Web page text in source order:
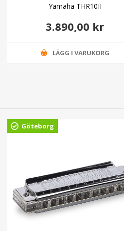
Yamaha THR10II
3.890,00 kr
LÄGG I VARUKORG
Göteborg